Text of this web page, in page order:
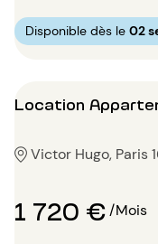
Disponible dès le 02
Location
Victor Hugo, Paris
1 720 €/Mois